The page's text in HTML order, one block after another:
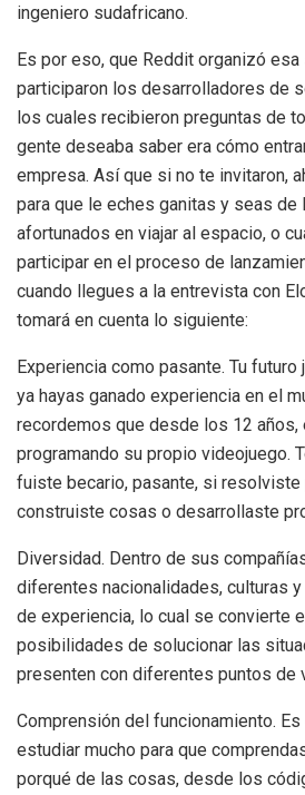
ingeniero sudafricano.
Es por eso, que Reddit organizó
participaron los desarrolladores de
los cuales recibieron preguntas de
gente deseaba saber era cómo
empresa. Así que si no te invitaron,
para que le eches ganitas y seas
afortunados en viajar al espacio, o
participar en el proceso de
cuando llegues a la entrevista con
tomará en cuenta lo siguiente:
Experiencia como pasante. Tu futuro
ya hayas ganado experiencia en el
recordemos que desde los 12 años,
programando su propio videojuego.
fuiste becario, pasante, si resolviste
construiste cosas o desarrollaste
Diversidad. Dentro de sus
diferentes nacionalidades, culturas
de experiencia, lo cual se convierte
posibilidades de solucionar las
presenten con diferentes puntos de
Comprensión del funcionamiento.
estudiar mucho para que
porqué de las cosas, desde los